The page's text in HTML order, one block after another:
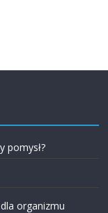
pomysł?
organizmu